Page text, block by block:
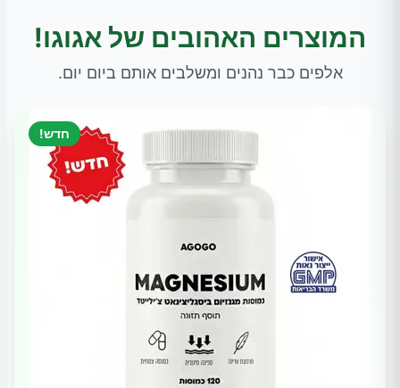
המוצרים האהובים של אגוגו!
אלפים כבר נהנים ומשלבים אותם ביום יום.
חדש!